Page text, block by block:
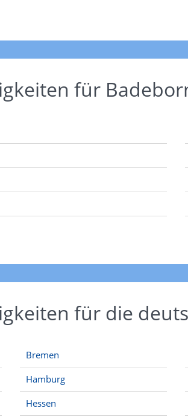
für
für die
Bremen
Hamburg
Hessen